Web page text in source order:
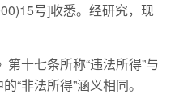
号]收悉。经研究，现
第十七条所称“违法所得”与
“非法所得”涵义相同。